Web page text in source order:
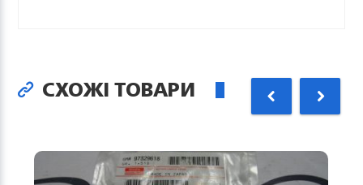
СХОЖІ ТОВАРИ